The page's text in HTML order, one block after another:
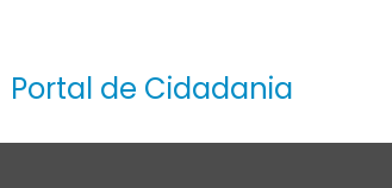
Portal de Cidadania